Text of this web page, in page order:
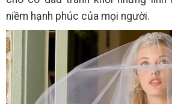
niềm hạnh phúc của mọi người.